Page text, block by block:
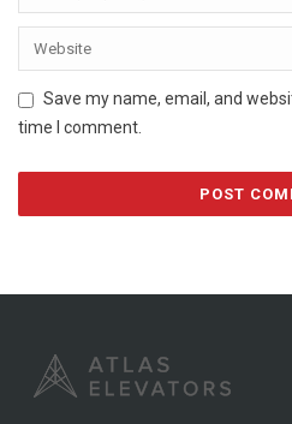
Save my name, email, and
time I comment.